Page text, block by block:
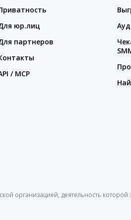
юр.лиц
партнеров
/ MCP
организацией, деятельность